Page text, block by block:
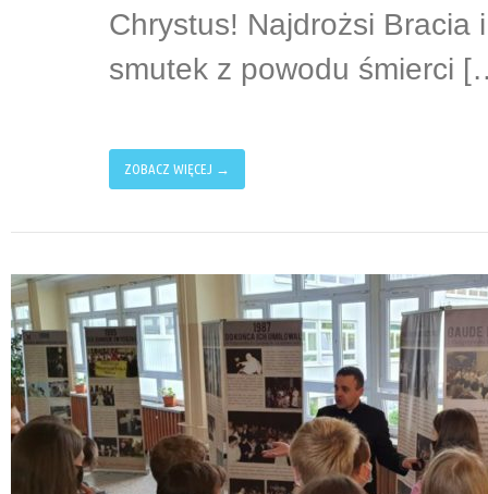
Chrystus! Najdrożsi Bracia
smutek z powodu śmierci
ZOBACZ WIĘCEJ →